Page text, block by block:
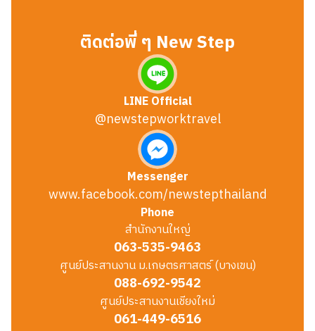
ติดต่อพี่ ๆ New Step
Messenger
www.facebook.com/newstepthailand
LINE Official
@newstepworktravel
Phone
สำนักงานใหญ่
063-535-9463
ศูนย์ประสานงาน ม.เกษตรศาสตร์ (บางเขน)
088-692-9542
ศูนย์ประสานงานเชียงใหม่
061-449-6516